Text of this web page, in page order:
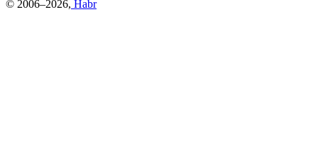
© 2006–2026, Habr